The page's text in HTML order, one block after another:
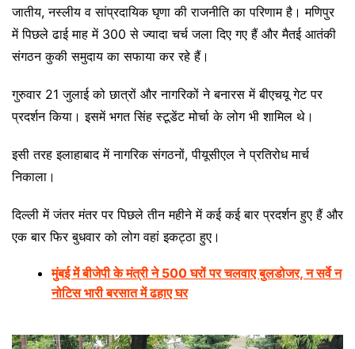
जातीय, नस्लीय व सांप्रदायिक घृणा की राजनीति का परिणाम है। मणिपुर
में पिछले ढाई माह में 300 से ज्यादा चर्च जला दिए गए हैं और मैतई आतंकी
संगठन कुकी समुदाय का सफाया कर रहे हैं।
गुरुवार 21 जुलाई को छात्रों और नागरिकों ने बनारस में बीएचयू गेट पर
प्रदर्शन किया। इसमें भगत सिंह स्टूडेंट मोर्चा के लोग भी शामिल थे।
इसी तरह इलाहाबाद में नागरिक संगठनों, पीयूसीएल ने प्रतिरोध मार्च
निकाला।
दिल्ली में जंतर मंतर पर पिछले तीन महीने में कई कई बार प्रदर्शन हुए हैं और
एक बार फिर बुधवार को लोग वहां इकट्ठा हुए।
मुंबई में बीजेपी के मंत्री ने 500 घरों पर चलवाए बुलडोजर, न सर्वे न
नोटिस भारी बरसात में ढहाए घर